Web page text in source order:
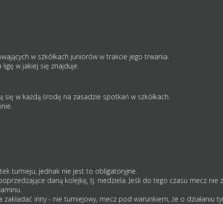
w szkółkach juniorów w trakcie jego trwania.
ligę w jakiej się znajduje.
się w każdą środę na zasadzie spotkań w szkółkach.
turnieju, jednak nie jest to obligatoryjne.
daną kolejkę, tj. niedziela. Jeśli do tego czasu mecz nie
inny - nie turniejowy, mecz pod warunkiem, że o działaniu